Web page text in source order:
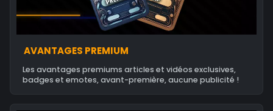
AVANTAGES PREMIUM
Les avantages premiums articles et vidéos exclusives,
badges et emotes, avant-première, aucune publicité !